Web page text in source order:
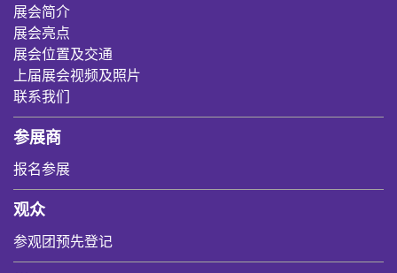
展会简介
展会亮点
展会位置及交通
上届展会视频及照片
联系我们
参展商
报名参展
观众
参观团预先登记